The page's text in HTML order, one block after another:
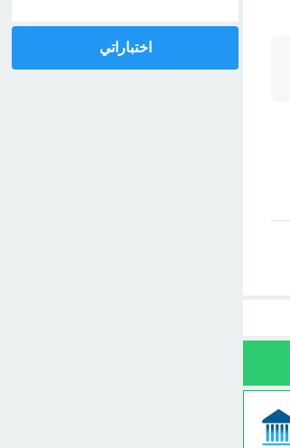
اختباراتي